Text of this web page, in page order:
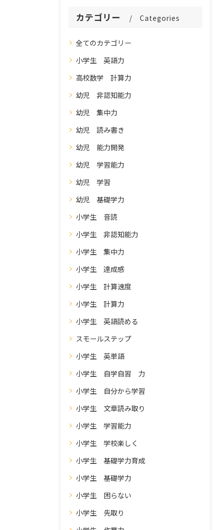
カテゴリー Categories
全てのカテゴリー
小学生 英語力
高校数学 計算力
幼児 非認知能力
幼児 集中力
幼児 読み書き
幼児 能力開発
幼児 学習能力
幼児 学習
幼児 基礎学力
小学生 音読
小学生 非認知能力
小学生 集中力
小学生 達成感
小学生 計算速度
小学生 計算力
小学生 英語読める
スモールステップ
小学生 英単語
小学生 自学自習 力
小学生 自分から学習
小学生 文章読み取り
小学生 学習能力
小学生 学校楽しく
小学生 基礎学力育成
小学生 基礎学力
小学生 困らない
小学生 先取り